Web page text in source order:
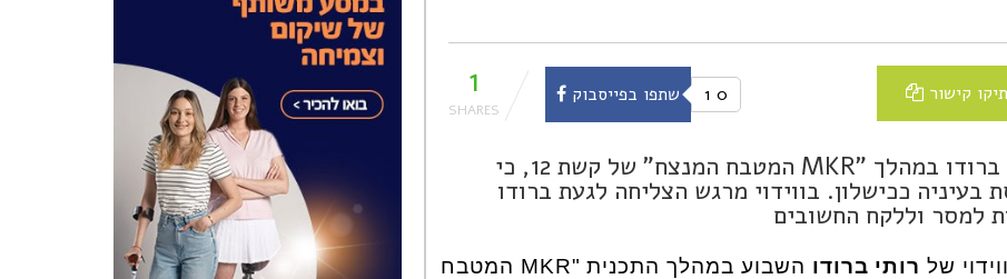
קישור 0 שתפו בפייסבוק 1
השבוע חשפה המסעדנית המוערכת רותי ברודו במהלך "MKR המטבח המנצח" של קשת 12, כי
ככישלון. בווידוי מרגש הצליחה לגעת ברודו
למסר וללקח החשובים
רותי ברודו
השבוע במהלך התכנית "MKR המטבח